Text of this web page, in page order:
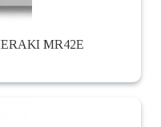
MR42E